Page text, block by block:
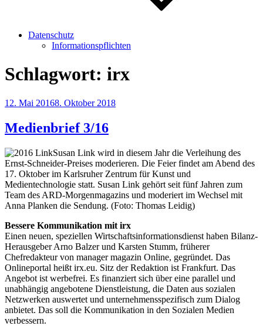
Datenschutz
Informationspflichten
Schlagwort: irx
Veröffentlicht
12. Mai 20168. Oktober 2018
Medienbrief 3/16
Susan Link wird in diesem Jahr die Verleihung des
Ernst-Schneider-Preises moderieren. Die Feier findet am Abend des
17. Oktober im Karlsruher Zentrum für Kunst und
Medientechnologie statt. Susan Link gehört seit fünf Jahren zum
Team des ARD-Morgenmagazins und moderiert im Wechsel mit
Anna Planken die Sendung. (Foto: Thomas Leidig)
Bessere Kommunikation mit irx
Einen neuen, speziellen Wirtschaftsinformationsdienst haben Bilanz-
Herausgeber Arno Balzer und Karsten Stumm, früherer
Chefredakteur von manager magazin Online, gegründet. Das
Onlineportal heißt irx.eu. Sitz der Redaktion ist Frankfurt. Das
Angebot ist werbefrei. Es finanziert sich über eine parallel und
unabhängig angebotene Dienstleistung, die Daten aus sozialen
Netzwerken auswertet und unternehmensspezifisch zum Dialog
anbietet. Das soll die Kommunikation in den Sozialen Medien
verbessern.